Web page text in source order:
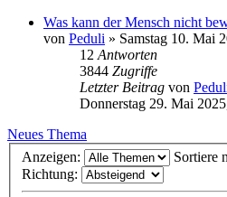
Was kann der Mensch nicht
von Peduli » Samstag 10. Mai
12 Antworten
3844 Zugriffe
Letzter Beitrag von
Donnerstag 29. Mai
Neues Thema
Anzeigen:
Sortiere
Richtung: